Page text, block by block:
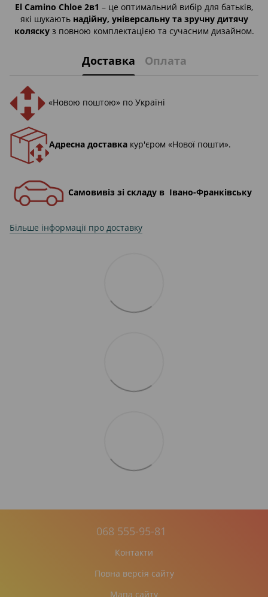
El Camino Chloe 2в1 – це оптимальний вибір для батьків,
які шукають надійну, універсальну та зручну дитячу
коляскуз повною комплектацією та сучасним дизайном.
Доставка Оплата
«Новою поштою» по Україні
Адресна доставка кур'єром «Нової пошти».
Самовивіз зі складу в Івано-Франківську
Більше інформації про доставку
068 555-95-81
Контакти
Повна версія сайту
Мапа сайту